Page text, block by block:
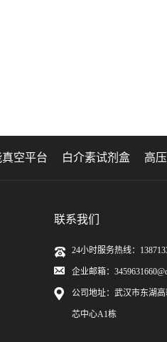
空平台 白介素试剂盒 高
联系我们
24小时服务热线：
企业邮箱：
公司地址：武汉市东湖
芯中心A1栋